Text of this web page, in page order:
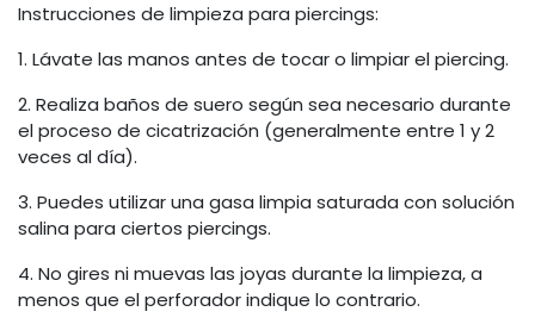
Instrucciones de limpieza para piercings:
1. Lávate las manos antes de tocar o limpiar el piercing.
2. Realiza baños de suero según sea necesario durante
el proceso de cicatrización (generalmente entre 1 y 2
veces al día).
3. Puedes utilizar una gasa limpia saturada con solución
salina para ciertos piercings.
4. No gires ni muevas las joyas durante la limpieza, a
menos que el perforador indique lo contrario.